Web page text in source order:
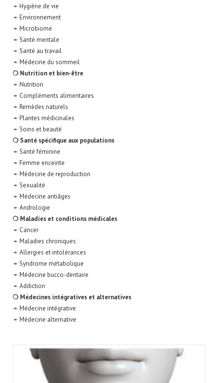
➛ Hygiène de vie
➛ Environnement
➛ Microbiome
➛ Santé mentale
➛ Santé au travail
➛ Médecine du sommeil
❍ Nutrition et bien-être
➛ Nutrition
➛ Compléments alimentaires
➛ Remèdes naturels
➛ Plantes médicinales
➛ Soins et beauté
❍ Santé spécifique aux populations
➛ Santé féminine
➛ Femme enceinte
➛ Médecine de reproduction
➛ Sexualité
➛ Médecine antiâges
➛ Andrologie
❍ Maladies et conditions médicales
➛ Cancer
➛ Maladies chroniques
➛ Allergies et intolérances
➛ Syndrome métabolique
➛ Médecine bucco-dentaire
➛ Addiction
❍ Médecines intégratives et alternatives
➛ Médecine intégrative
➛ Médecine alternative